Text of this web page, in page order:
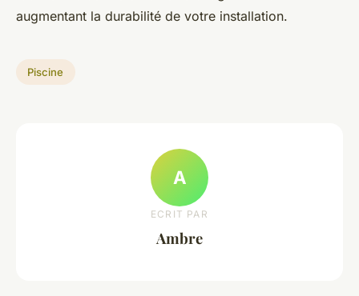
augmentant la durabilité de votre installation.
Piscine
A
ECRIT PAR
Ambre